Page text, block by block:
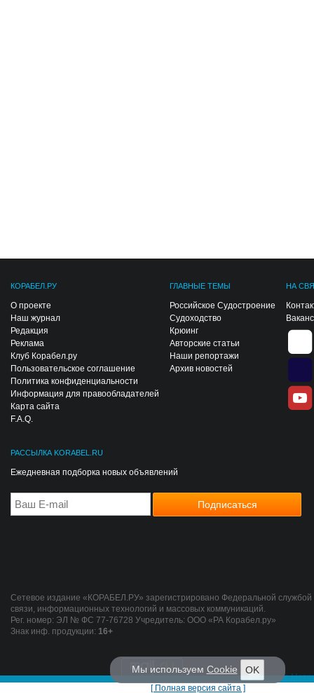
КОРАБЕЛ.РУ
О проекте
Наш журнал
Редакция
Реклама
Клуб Корабел.ру
Пользовательское соглашение
Политика конфиденциальности
Информация для правообладателей
Карта сайта
F.A.Q.
ГЛАВНЫЕ ТЕМЫ
Российское Судостроение
Судоходство
Крюинг
Авторские статьи
Наши репортажи
Архив новостей
НА
РАССЫЛКА KORABEL.RU
Ежедневная подборка новых объявлений
Сетевое издание «КОРАБЕЛ.РУ» зарегистрировано Федеральной
связи, информационных технологий и массовых коммуникаций.
Рег. номер: ЭЛ № ФС 77-76728 Учредитель: ООО «РА Корабел.ру»
Знак инф. продукции: 16+
[ Полная версия сайта ]
Мы используем Cookie OK